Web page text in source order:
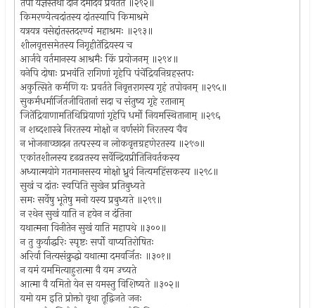
किमरण्येत्वदांतस्य दांतस्यापि किमाश्रमे
यत्रयत्र वसेद्दांतस्तदरण्यं महाश्रमः ॥२९३॥
शीलवृत्तसमेतस्य निगृहीतेंद्रियस्य च
आर्जवे वर्तमानस्य आश्रमैः किं प्रयोजनम् ॥२९४॥
वनेपि दोषाः प्रभवंति रागिणां गृहेपि पंचेंद्रियनिग्रहस्तपः
अकुत्सिते कर्मणि यः प्रवर्तते निवृत्तरागस्य गृहं तपोवनम् ॥२९५॥
सुकर्मधर्मार्जितजीवितानां सदा च संतुष्य गृहे रतानाम्
जितेंद्रियाणामतिथिप्रियाणां गृहेपि धर्मो नियमस्थितानाम् ॥२९६
न शब्दशास्त्रे निरतस्य मोक्षो न वर्णसंगे निरतस्य चैव
न भोजनाच्छादन तत्परस्य न लोकवृत्तग्रहणेरतस्य ॥२९७॥
एकांतशीलस्य दृढव्रतस्य सर्वेन्द्रियप्रीतिनिवर्तकस्य
अध्यात्मयोगे गतमानसस्य मोक्षो ध्रुवं नित्यमहिंसकस्य ॥२९८॥
सुखं च दांतः स्वपिति सुखेन प्रतिबुध्यते
समः सर्वेषु भूतेषु मनो यस्य प्रबुध्यते ॥२९९॥
न रथेन सुखं याति न हयेन न दंतिना
यथात्मना विनीतेन सुखं याति महापथे ॥३००॥
न तु कुर्याद्धरिः स्पृष्टः सर्पो वाप्यतिरोषितः
अरिर्वा नित्यसंक्रुद्धो यथात्मा दमवर्जितः ॥३०१॥
न यमं यममित्याहुरात्मा वै यम उच्यते
आत्मा वै यमितो येन स यमस्तु विशिष्यते ॥३०२॥
यमो यम इति प्रोक्तो वृथा तूद्विजते जनः